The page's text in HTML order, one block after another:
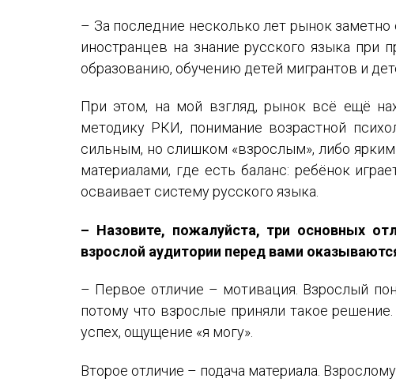
– За последние несколько лет рынок
иностранцев на знание русского языка при
образованию, обучению детей мигрантов и
При этом, на мой взгляд, рынок всё ещё
методику РКИ, понимание возрастной
сильным, но слишком «взрослым», либо
материалами, где есть баланс: ребёнок
осваивает систему русского языка.
– Назовите, пожалуйста, три основных
взрослой аудитории перед вами
– Первое отличие – мотивация. Взрослый
потому что взрослые приняли такое
успех, ощущение «я могу».
Второе отличие – подача материала.